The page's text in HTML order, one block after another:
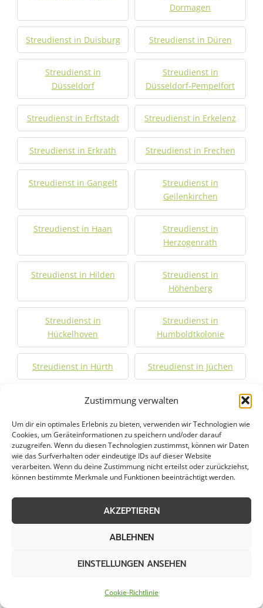
Zustimmung verwalten
Um dir ein optimales Erlebnis zu bieten, verwenden wir Technologien wie
Cookies, um Geräteinformationen zu speichern und/oder darauf
zuzugreifen. Wenn du diesen Technologien zustimmst, können wir Daten
wie das Surfverhalten oder eindeutige IDs auf dieser Website
verarbeiten. Wenn du deine Zustimmung nicht erteilst oder zurückziehst,
können bestimmte Merkmale und Funktionen beeinträchtigt werden.
AKZEPTIEREN
ABLEHNEN
EINSTELLUNGEN ANSEHEN
Cookie-Richtlinie
Dormagen
Streudienst in Duisburg Streudienst in Düren
Streudienst in
Düsseldorf
Streudienst in
Düsseldorf-Pempelfort
Streudienst in Erftstadt Streudienst in Erkelenz
Streudienst in Erkrath Streudienst in Frechen
Streudienst in Gangelt
Streudienst in
Geilenkirchen
Streudienst in Haan
Streudienst in
Herzogenrath
Streudienst in Hilden
Streudienst in
Höhenberg
Streudienst in
Hückelhoven
Streudienst in
Humboldtkolonie
Streudienst in Hürth Streudienst in Jüchen
Streudienst in Jülich Streudienst in Kaarst
Streudienst in Kalk
Streudienst in Kamp-
Lintfort
Streudienst in Kerpen Streudienst in Köln
Korschenbroich
Streudienst in Krefeld